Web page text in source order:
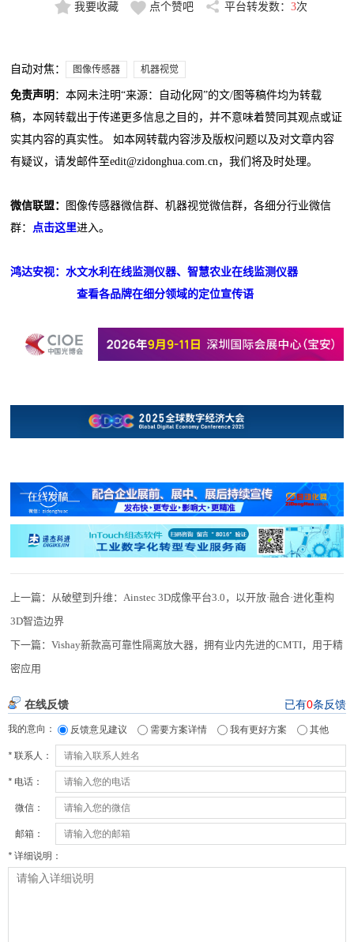
我要收藏 点个赞吧 平台转发数： 3次
自动对焦： 图像传感器 机器视觉
免责声明 ：本网未注明“来源：自动化网”的文/图等稿件均为转载
稿，本网转载出于传递更多信息之目的，并不意味着赞同其观点或证
实其内容的真实性。 如本网转载内容涉及版权问题以及对文章内容
有疑议，请发邮件至edit@zidonghua.com.cn，我们将及时处理。
微信联盟：
图像传感器微信群、机器视觉微信群，各细分行业微信
群： 点击这里进入。
鸿达安视：水文水利在线监测仪器、智慧农业在线监测仪器
查看各品牌在细分领域的定位宣传语
上一篇：
从破壁到升维：Ainstec 3D成像平台3.0，以开放·融合·进化重构
3D智造边界
下一篇：Vishay新款高可靠性隔离放大器，拥有业内先进的CMTI，用于精
密应用